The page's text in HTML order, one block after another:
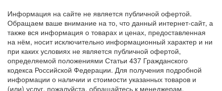
Информация на сайте не является публичной офертой.
Обращаем ваше внимание на то, что данный интернет-сайт, а
также вся информация о товарах и ценах, предоставленная
на нём, носит исключительно информационный характер и ни
при каких условиях не является публичной офертой,
определяемой положениями Статьи 437 Гражданского
кодекса Российской Федерации. Для получения подробной
информации о наличии и стоимости указанных товаров и
(или) услуг, пожалуйста, обращайтесь к менеджерам.